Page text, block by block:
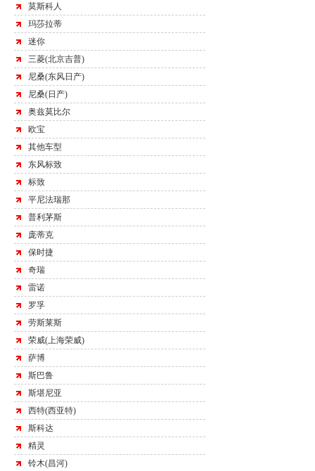
莫斯科人
玛莎拉蒂
迷你
三菱(北京吉普)
尼桑(东风日产)
尼桑(日产)
奥兹莫比尔
欧宝
其他车型
东风标致
标致
平尼法瑞那
普利茅斯
庞蒂克
保时捷
奇瑞
雷诺
罗孚
劳斯莱斯
荣威(上海荣威)
萨博
斯巴鲁
斯堪尼亚
西特(西亚特)
斯科达
精灵
铃木(昌河)